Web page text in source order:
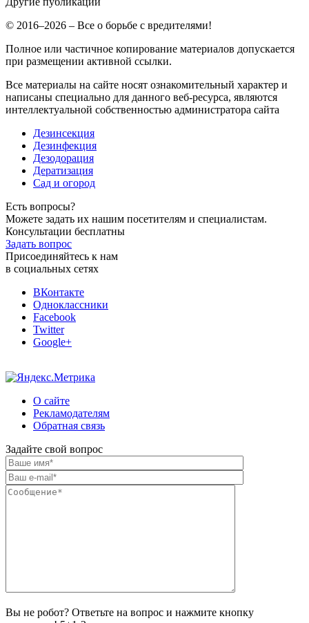
© 2016–2026 – Все о борьбе с вредителями!
Полное или частичное копирование материалов допускается
при размещении активной ссылки.
Все материалы на сайте носят ознакомительный характер и
написаны специально для данного веб-ресурса, являются
интеллектуальной собственностью администратора сайта
Дезинсекция
Дезинфекция
Дезодорация
Дератизация
Сад и огород
Есть вопросы?
Можете задать их нашим посетителям и специалистам.
Консультации бесплатны
Задать вопрос
Присоединяйтесь к нам
в социальных сетях
ВКонтакте
Одноклассники
Facebook
Twitter
Google+
О сайте
Рекламодателям
Обратная связь
Задайте свой вопрос
Вы не робот? Ответьте на вопрос и нажмите кнопку